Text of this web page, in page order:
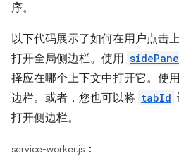
序。
以下代码展示了如何在用户点击
打开全局侧边栏。使用
择应在哪个上下文中打开它。使用
边栏。或者，您也可以将 tabId
打开侧边栏。
service-worker.js ：